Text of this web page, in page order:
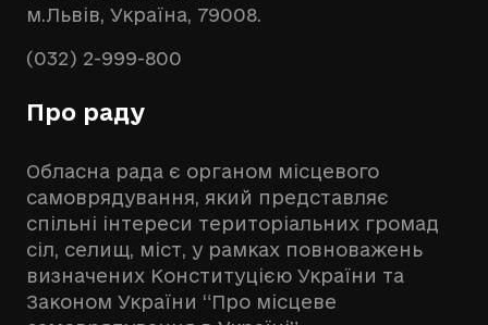
м.Львів, Україна, 79008.
(032) 2-999-800
Про раду
Обласна рада є органом місцевого
самоврядування, який представляє
спільні інтереси територіальних громад
сіл, селищ, міст, у рамках повноважень
визначених Конституцією України та
Законом України “Про місцеве